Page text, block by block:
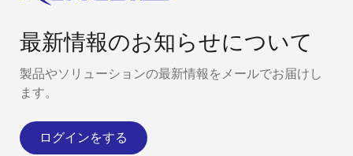
最新情報のお知らせについて
製品やソリューションの最新情報をメールでお届けし
ます。
ログインをする